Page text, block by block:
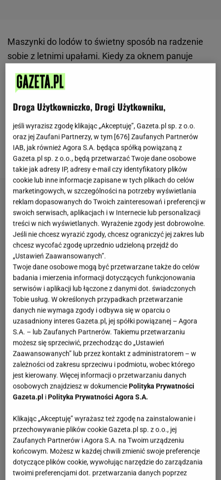
Maszynki do lodów to świetny sposób na radzenie
sobie z letnimi upałami. Kiedy za oknem panuje
gorąco, nie ma nic lepszego niż domowe,
orzeźwiające lody. Dzięki maszynce do lodów
bez wychodzenia z domu. To urządzenie pozwala na
eksperymentowanie z różnymi smakami i
składnikami, tworząc lody idealnie dopasowane do
twoich upodobań.
Droga Użytkowniczko, Drogi Użytkowniku,
jeśli wyrazisz zgodę klikając „Akceptuję”, Gazeta.pl sp. z o.o.
oraz jej Zaufani Partnerzy, w tym [676] Zaufanych Partnerów
IAB, jak również Agora S.A. będąca spółką powiązaną z
Gazeta.pl sp. z o.o., będą przetwarzać Twoje dane osobowe
takie jak adresy IP, adresy e-mail czy identyfikatory plików
cookie lub inne informacje zapisane w tych plikach do celów
marketingowych, w szczególności na potrzeby wyświetlania
reklam dopasowanych do Twoich zainteresowań i preferencji w
swoich serwisach, aplikacjach i w Internecie lub personalizacji
treści w nich wyświetlanych. Wyrażenie zgody jest dobrowolne.
Jeśli nie chcesz wyrazić zgody, chcesz ograniczyć jej zakres lub
chcesz wycofać zgodę uprzednio udzieloną przejdź do
„Ustawień Zaawansowanych”.
Twoje dane osobowe mogą być przetwarzane także do celów
badania i mierzenia informacji dotyczących funkcjonowania
serwisów i aplikacji lub łączone z danymi dot. świadczonych
Tobie usług. W określonych przypadkach przetwarzanie
danych nie wymaga zgody i odbywa się w oparciu o
uzasadniony interes Gazeta.pl, jej spółki powiązanej – Agora
S.A. – lub Zaufanych Partnerów. Takiemu przetwarzaniu
możesz się sprzeciwić, przechodząc do „Ustawień
Zaawansowanych” lub przez kontakt z administratorem – w
zależności od zakresu sprzeciwu i podmiotu, wobec którego
jest kierowany. Więcej informacji o przetwarzaniu danych
osobowych znajdziesz w dokumenciePolityka Prywatności
Gazeta.pl iPolityka Prywatności Agora S.A.
Klikając „Akceptuję” wyrażasz też zgodę na zainstalowanie i
przechowywanie plików cookie Gazeta.pl sp. z o.o., jej
Zaufanych Partnerów i Agora S.A. na Twoim urządzeniu
końcowym. Możesz w każdej chwili zmienić swoje preferencje
dotyczące plików cookie, wywołując narzędzie do zarządzania
twoimi preferencjami dot. przetwarzania danych poprzez